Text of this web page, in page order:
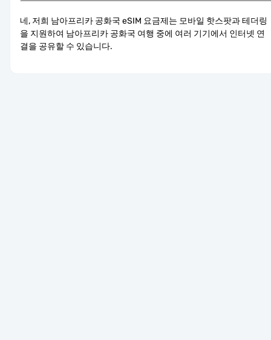
네, 저희 남아프리카 공화국 eSIM 요금제는 모바일 핫스팟과 테더링
을 지원하여 남아프리카 공화국 여행 중에 여러 기기에서 인터넷 연
결을 공유할 수 있습니다.